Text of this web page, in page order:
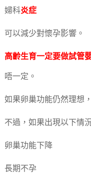
婦科炎症
可以減少對懷孕影響。
高齡生育一定要做試管
唔一定。
如果卵巢功能仍然理想
不過，如果出現以下情
卵巢功能下降
長期不孕